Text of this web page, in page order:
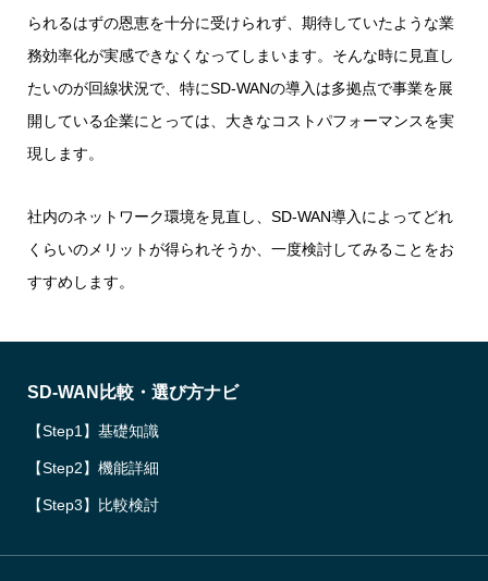
られるはずの恩恵を十分に受けられず、期待していたような業
務効率化が実感できなくなってしまいます。そんな時に見直し
たいのが回線状況で、特にSD-WANの導入は多拠点で事業を展
開している企業にとっては、大きなコストパフォーマンスを実
現します。
社内のネットワーク環境を見直し、SD-WAN導入によってどれ
くらいのメリットが得られそうか、一度検討してみることをお
すすめします。
SD-WAN比較・選び方ナビ
【Step1】基礎知識
【Step2】機能詳細
【Step3】比較検討